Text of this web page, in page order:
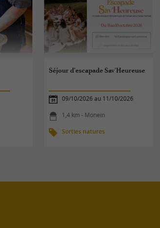
Séjour d'escapade Sav'Heureuse
09/10/2026 au 11/10/2026
1,4 km - Monein
Sorties natures